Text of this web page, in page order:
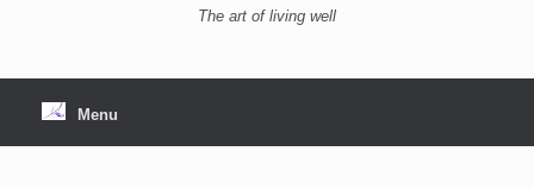
The art of living well
Menu